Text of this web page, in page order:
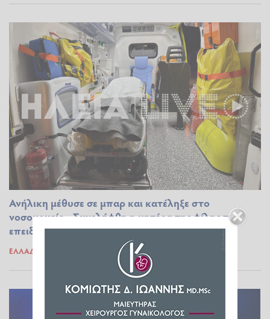
Ανήλικη μέθυσε σε μπαρ και κατέληξε στο
νοσοκομείο - Συνελήφθη η μητέρα της φίλης της
επειδή τους κέρασε ποτά
ΕΛΛΆΔΑ